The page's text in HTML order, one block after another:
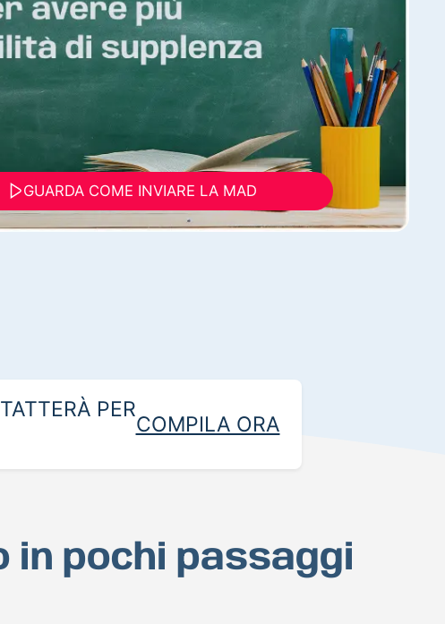
GUARDA COME INVIARE LA MAD
PER
COMPILA ORA
in pochi passaggi